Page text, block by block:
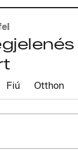
Fiú Otthon